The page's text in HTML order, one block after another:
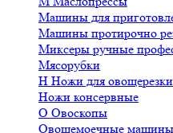
Машины для
Машины протирочно
Миксеры ручные
Мясорубки
Н Ножи для овощерезки
Ножи консервные
О Овоскопы
Овощемоечные машины